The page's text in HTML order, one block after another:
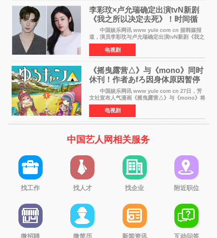
李彩玟×卢允瑞确定出演tvN新剧
《我之所以决定去死》！时间循
环青春爱情来袭
中国娱乐网讯 www yule com cn 据韩媒报
道，演员李彩玟与卢允瑞确定出演tvN新剧《我之
所以决定去死》，分别担任男女主角。该剧预计
将于明年播出，引发观众期待。 本剧改编自
NAVER同名人气
电视剧
《摇曳露营△》与《mono》同时
休刊！作者あfろ因身体原因暂停
双连载
中国娱乐网讯 www yule com cn 27日，芳
文社宣布人气漫画《摇曳露营△》与《mono》将
暂停连载一段时间，原因是漫画家あfろ身体状况
不佳。 编辑部表示：一直承蒙各位对
《mono》的喜爱，
电视剧
中国艺人网相关服务
找工作 找人才 找企业 附近职位
微招聘 微简历 新闻资讯 互动问答